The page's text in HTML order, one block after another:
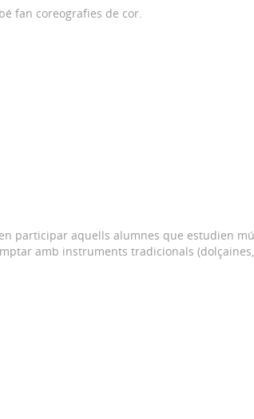
fan coreografies de cor.
participar aquells alumnes que estudien
amb instruments tradicionals (dolçaines,